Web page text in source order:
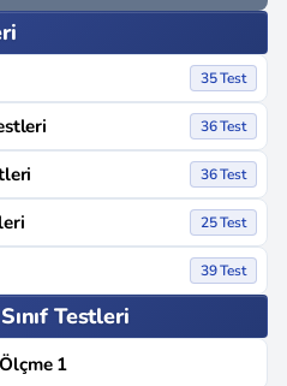
35 Test
36 Test
36 Test
25 Test
39 Test
Testleri
1